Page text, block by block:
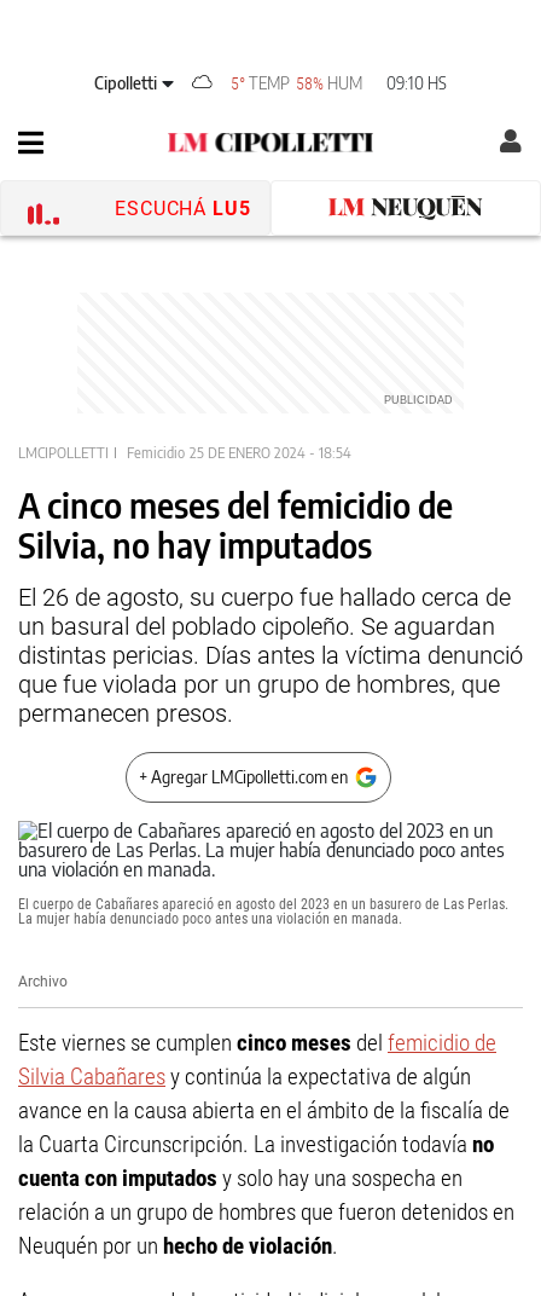
Cipolletti 5° TEMP 58% HUM 09:10 HS
ESCUCHÁ LU5
LMCIPOLLETTI Femicidio 25 DE ENERO 2024 - 18:54
A cinco meses del femicidio de
Silvia, no hay imputados
El 26 de agosto, su cuerpo fue hallado cerca de
un basural del poblado cipoleño. Se aguardan
distintas pericias. Días antes la víctima denunció
que fue violada por un grupo de hombres, que
permanecen presos.
+ Agregar LMCipolletti.com en
El cuerpo de Cabañares apareció en agosto del 2023 en un basurero de Las Perlas.
La mujer había denunciado poco antes una violación en manada.
Archivo
Este viernes se cumplen cinco meses del femicidio de
Silvia Cabañaresy continúa la expectativa de algún
avance en la causa abierta en el ámbito de la fiscalía de
la Cuarta Circunscripción. La investigación todavía no
cuenta con imputados y solo hay una sospecha en
relación a un grupo de hombres que fueron detenidos en
Neuquén por un hecho de violación.